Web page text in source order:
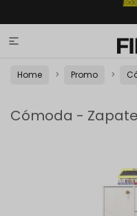

Home Promo
Cómoda -